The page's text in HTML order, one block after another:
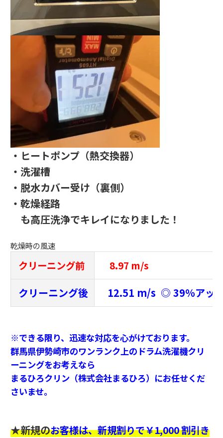
・ヒートポンプ（熱交換器）
・洗濯槽
・脱水カバー受け（裏側）
・乾燥経路
も高圧洗浄でキレイになりました！
乾燥時の風速
クリーニング前 8.97 m/s
クリーニング後 12.51 m/s ◎ 39％アッ
※できる限り、迅速な対応を心がけております。
群馬県伊勢崎市のワンランク上のドラム洗濯機クリ
ーニングをお考えなら
まるひろクリン（株式会社まるひろ）にお任せくだ
さいませ。
★新規のお客様は、新規割りで￥1,000 割引き